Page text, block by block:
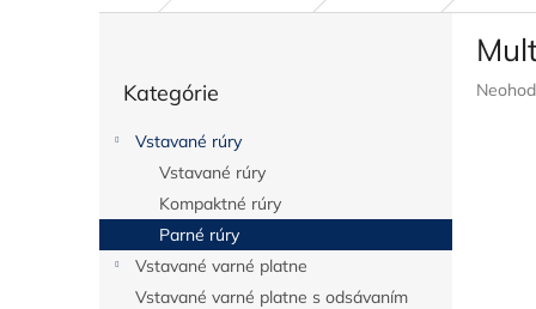
kategórie
Kategórie
Vstavané rúry
Vstavané rúry
Kompaktné rúry
Parné rúry
Vstavané varné platne
Vstavané varné platne s odsávaním